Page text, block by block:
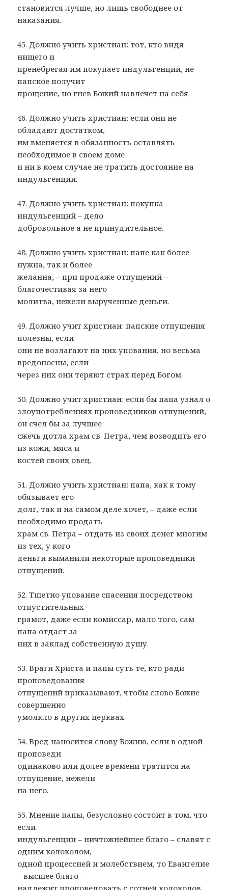
становится лучше, но лишь свободнее от
наказания.
45. Должно учить христиан: тот, кто видя
нищего и
пренебрегая им покупает индульгенции, не
папское получит
прощение, но гнев Божий навлечет на себя.
46. Должно учить христиан: если они не
обладают достатком,
им вменяется в обязанность оставлять
необходимое в своем доме
и ни в коем случае не тратить достояние на
индульгенции.
47. Должно учить христиан: покупка
индульгенций – дело
добровольное а не принудительное.
48. Должно учить христиан: папе как более
нужна, так и более
желанна, – при продаже отпущений –
благочестивая за него
молитва, нежели вырученные деньги.
49. Должно учит христиан: папские отпущения
полезны, если
они не возлагают на них упования, но весьма
вредоносны, если
через них они теряют страх перед Богом.
50. Должно учит христиан: если бы папа узнал о
злоупотреблениях проповедников отпущений,
он счел бы за лучшее
сжечь дотла храм св. Петра, чем возводить его
из кожи, мяса и
костей своих овец.
51. Должно учить христиан: папа, как к тому
обязывает его
долг, так и на самом деле хочет, – даже если
необходимо продать
храм св. Петра – отдать из своих денег многим
из тех, у кого
деньги выманили некоторые проповедники
отпущений.
52. Тщетно упование спасения посредством
отпустительных
грамот, даже если комиссар, мало того, сам
папа отдаст за
них в заклад собственную душу.
53. Враги Христа и папы суть те, кто ради
проповедования
отпущений приказывают, чтобы слово Божие
совершенно
умолкло в других церквах.
54. Вред наносится слову Божию, если в одной
проповеди
одинаково или долее времени тратится на
отпущение, нежели
на него.
55. Мнение папы, безусловно состоит в том, что
если
индульгенции – ничтожнейшее благо – славят с
одним колоколом,
одной процессией и молебствием, то Евангелие
– высшее благо –
надлежит проповедовать с сотней колоколов,